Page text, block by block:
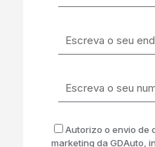
Autorizo o envio de
marketing da GDAuto,